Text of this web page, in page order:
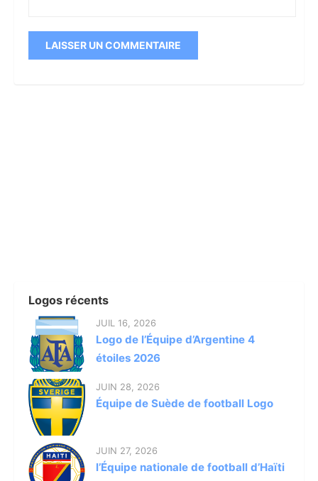
Logos récents
JUIL 16, 2026
Logo de l’Équipe d’Argentine 4
étoiles 2026
JUIN 28, 2026
Équipe de Suède de football Logo
JUIN 27, 2026
l’Équipe nationale de football d’Haïti